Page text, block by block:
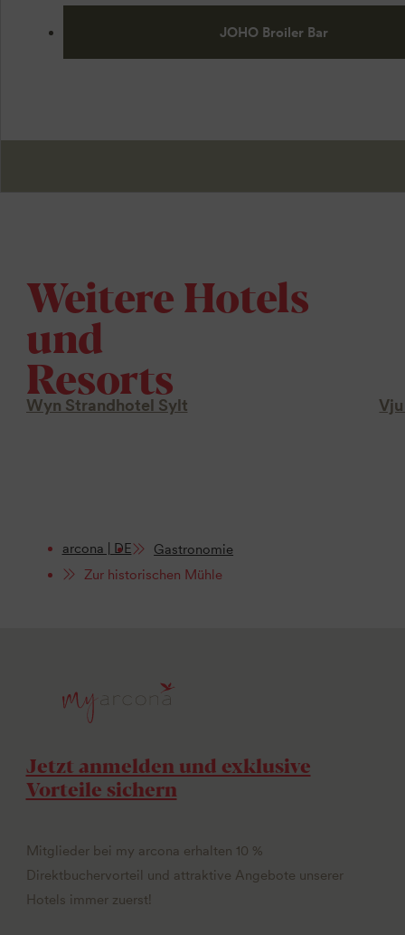
JOHO Broiler Bar
Weitere Hotels
und
Resorts
Wyn Strandhotel Sylt
arcona | DE
Gastronomie
Zur historischen Mühle
Jetzt anmelden und exklusive
Vorteile sichern
Mitglieder bei my arcona erhalten 10 %
Direktbuchervorteil und attraktive Angebote unserer
Hotels immer zuerst!